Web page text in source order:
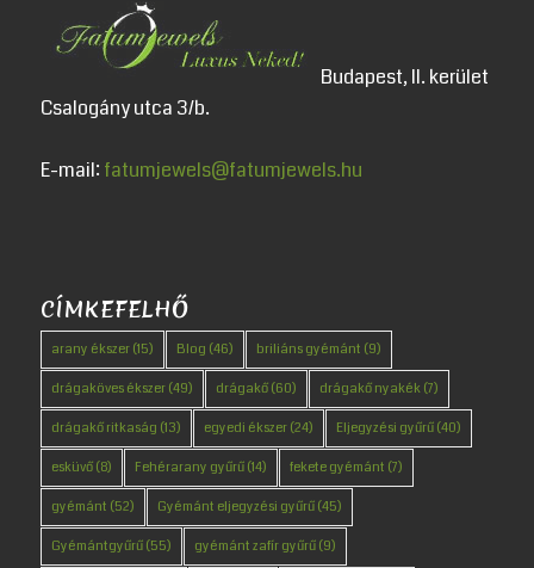
Budapest, II. kerület
Csalogány utca 3/b.
E-mail: fatumjewels@fatumjewels.hu
CÍMKEFELHŐ
arany ékszer(15) Blog (46) briliáns gyémánt (9)
drágaköves ékszer(49) drágakő(60) drágakő nyakék(7)
drágakő ritkaság (13) egyedi ékszer(24) Eljegyzési gyűrű(40)
esküvő(8) Fehérarany gyűrű(14) fekete gyémánt (7)
gyémánt (52) Gyémánt eljegyzési gyűrű(45)
Gyémántgyűrű(55) gyémánt zafír gyűrű(9)